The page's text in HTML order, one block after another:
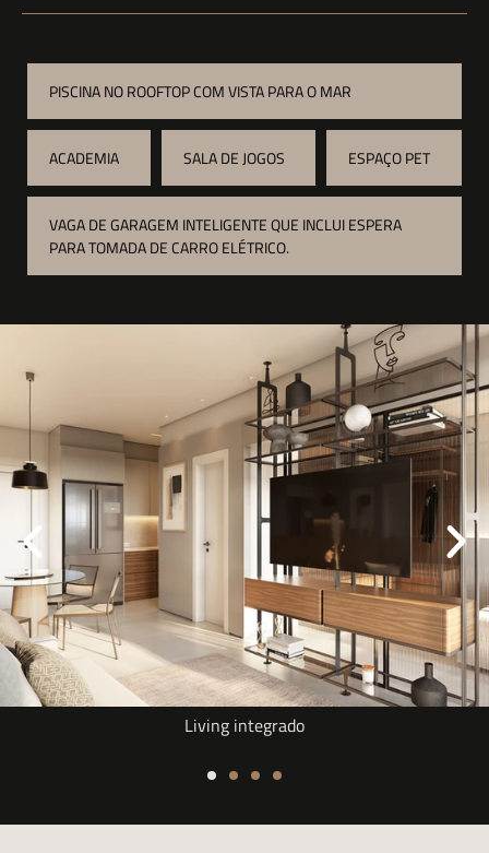
PISCINA NO ROOFTOP COM VISTA PARA O MAR
ACADEMIA SALA DE JOGOS ESPAÇO PET
VAGA DE GARAGEM INTELIGENTE QUE INCLUI ESPERA
PARA TOMADA DE CARRO ELÉTRICO.
Living integrado